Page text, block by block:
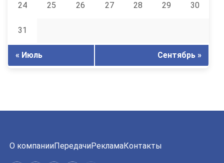
24 25 26 27 28 29 30
31
« Июль Сентябрь »
О компанииПередачиРекламаКонтакты